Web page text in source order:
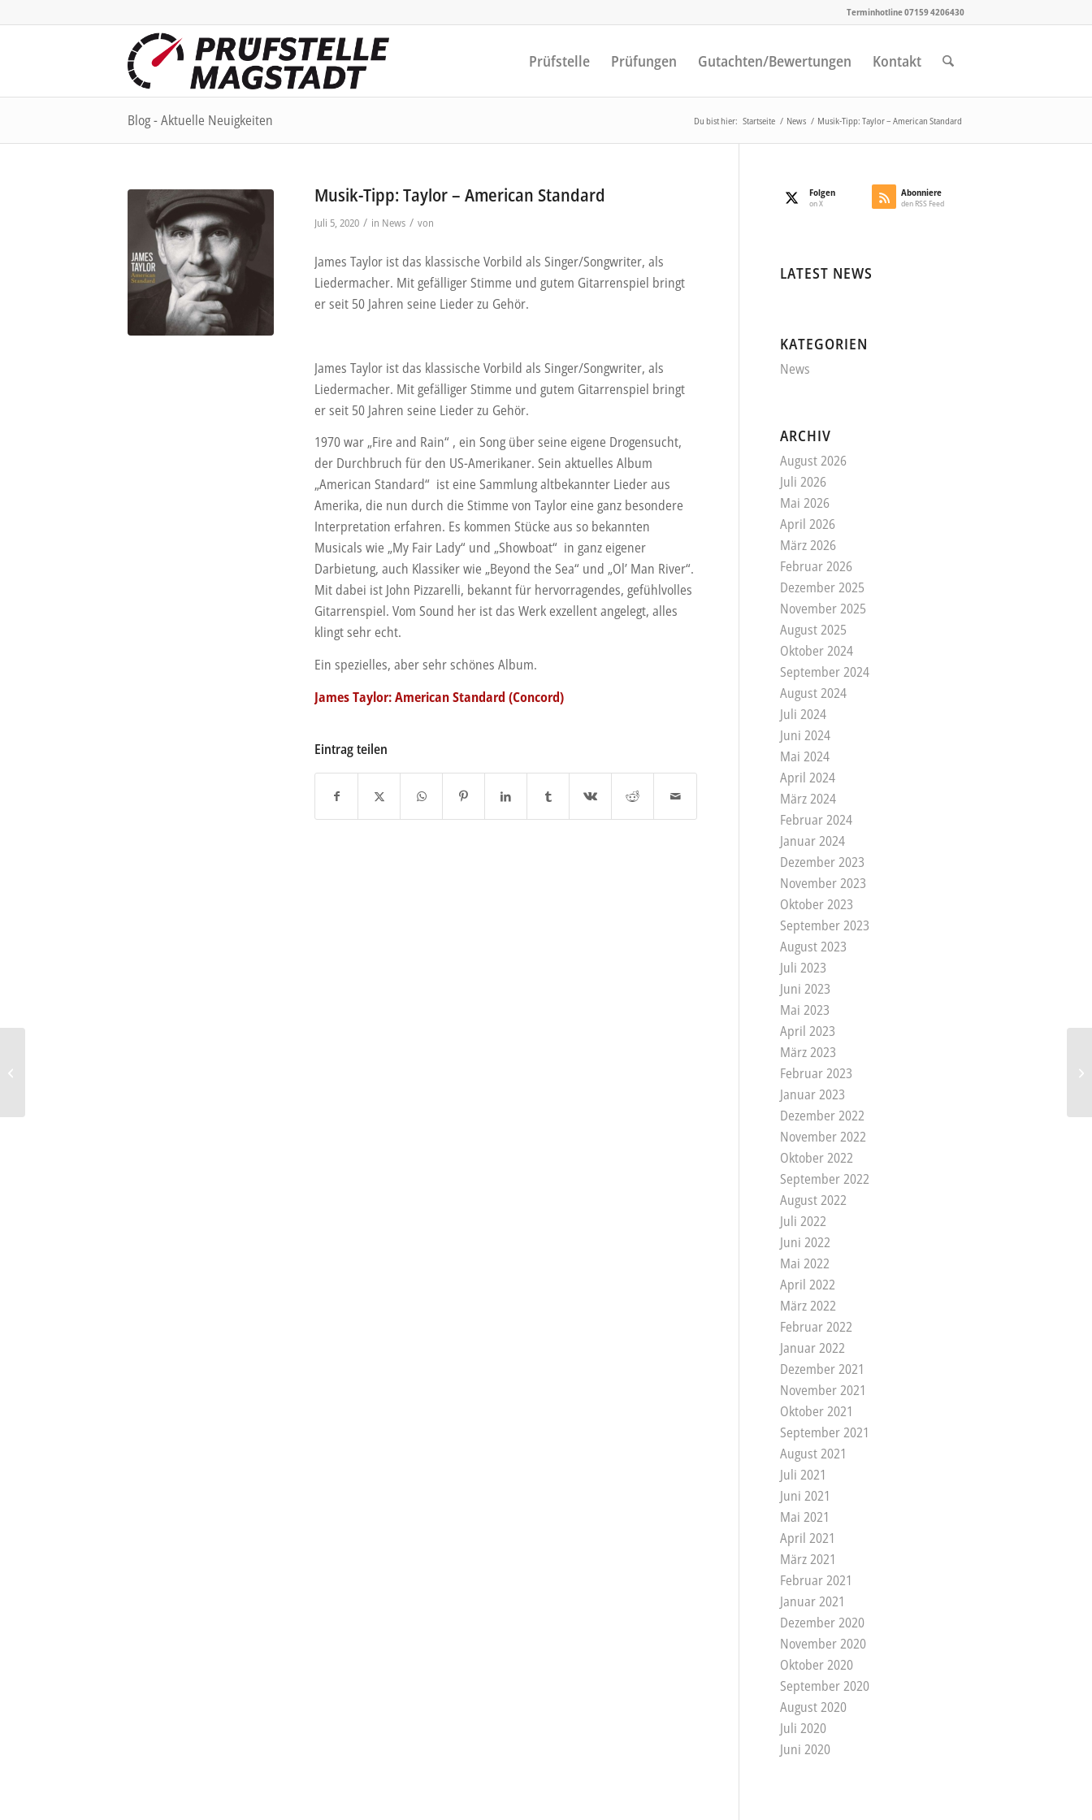
Terminhotline 07159 4206430
Prüfstelle Prüfungen Gutachten/Bewertungen Kontakt
Blog - Aktuelle Neuigkeiten Du bist hier: Startseite / News / Musik-Tipp: Taylor – American Standard
Musik-Tipp: Taylor – American Standard
Juli 5, 2020 / in News / von
James Taylor ist das klassische Vorbild als Singer/Songwriter, als
Liedermacher. Mit gefälliger Stimme und gutem Gitarrenspiel bringt
er seit 50 Jahren seine Lieder zu Gehör.
James Taylor ist das klassische Vorbild als Singer/Songwriter, als
Liedermacher. Mit gefälliger Stimme und gutem Gitarrenspiel bringt
er seit 50 Jahren seine Lieder zu Gehör.
1970 war „Fire and Rain“ , ein Song über seine eigene Drogensucht,
der Durchbruch für den US-Amerikaner. Sein aktuelles Album
„American Standard“ ist eine Sammlung altbekannter Lieder aus
Amerika, die nun durch die Stimme von Taylor eine ganz besondere
Interpretation erfahren. Es kommen Stücke aus so bekannten
Musicals wie „My Fair Lady“ und „Showboat“ in ganz eigener
Darbietung, auch Klassiker wie „Beyond the Sea“ und „Ol’ Man River“.
Mit dabei ist John Pizzarelli, bekannt für hervorragendes, gefühlvolles
Gitarrenspiel. Vom Sound her ist das Werk exzellent angelegt, alles
klingt sehr echt.
Ein spezielles, aber sehr schönes Album.
James Taylor: American Standard (Concord)
Eintrag teilen
Folgen
on X
Abonniere
den RSS Feed
LATEST NEWS
KATEGORIEN
News
ARCHIV
August 2026
Juli 2026
Mai 2026
April 2026
März 2026
Februar 2026
Dezember 2025
November 2025
August 2025
Oktober 2024
September 2024
August 2024
Juli 2024
Juni 2024
Mai 2024
April 2024
März 2024
Februar 2024
Januar 2024
Dezember 2023
November 2023
Oktober 2023
September 2023
August 2023
Juli 2023
Juni 2023
Mai 2023
April 2023
März 2023
Februar 2023
Januar 2023
Dezember 2022
November 2022
Oktober 2022
September 2022
August 2022
Juli 2022
Juni 2022
Mai 2022
April 2022
März 2022
Februar 2022
Januar 2022
Dezember 2021
November 2021
Oktober 2021
September 2021
August 2021
Juli 2021
Juni 2021
Mai 2021
April 2021
März 2021
Februar 2021
Januar 2021
Dezember 2020
November 2020
Oktober 2020
September 2020
August 2020
Juli 2020
Juni 2020